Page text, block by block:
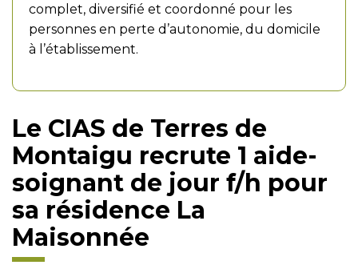
complet, diversifié et coordonné pour les
personnes en perte d’autonomie, du domicile
à l’établissement.
Le CIAS de Terres de
Montaigu recrute 1 aide-
soignant de jour f/h pour
sa résidence La
Maisonnée